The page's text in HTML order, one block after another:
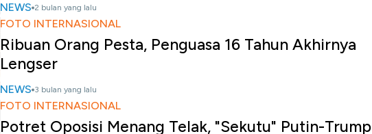
NEWS 2 bulan yang lalu
FOTO INTERNASIONAL
Ribuan Orang Pesta, Penguasa 16 Tahun Akhirnya
Lengser
NEWS 3 bulan yang lalu
FOTO INTERNASIONAL
Potret Oposisi Menang Telak, "Sekutu" Putin-Trump